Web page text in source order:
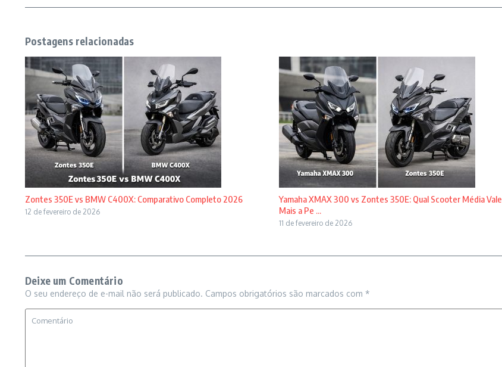
Postagens relacionadas
Zontes 350E vs BMW C400X: Comparativo Completo 2026
12 de fevereiro de 2026
Yamaha XMAX 300 vs Zontes 350E: Qual Scooter Média Vale
Mais a Pe ...
11 de fevereiro de 2026
Deixe um Comentário
O seu endereço de e-mail não será publicado. Campos obrigatórios são marcados com *